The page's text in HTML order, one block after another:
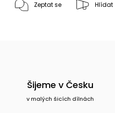
Zeptat se Hlídat
Šijeme v Česku
v malých šicích dílnách